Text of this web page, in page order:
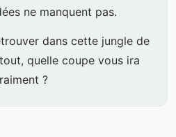
ne manquent pas.
dans cette jungle de
quelle coupe vous ira
?